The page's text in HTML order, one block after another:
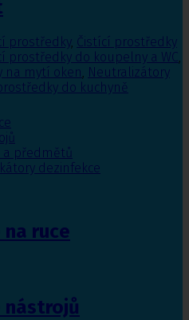
prostředky, Čistící prostředky
prostředky do koupelny a WC,
na mytí oken, Neutralizátory
do kuchyně
a předmětů
dezinfekce
ruce
nástrojů